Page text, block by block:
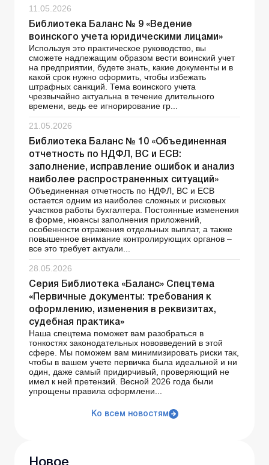
11.05.2026
Библиотека Баланс № 9 «Ведение
воинского учета юридическими лицами»
Используя это практическое руководство, вы
сможете надлежащим образом вести воинский учет
на предприятии, будете знать, какие документы и в
какой срок нужно оформить, чтобы избежать
штрафных санкций. Тема воинского учета
чрезвычайно актуальна в течение длительного
времени, ведь ее игнорирование гр...
21.05.2026
Библиотека Баланс № 10 «Объединенная
отчетность по НДФЛ, ВС и ЕСВ:
заполнение, исправление ошибок и анализ
наиболее распространенных ситуаций»
Объединенная отчетность по НДФЛ, ВС и ЕСВ
остается одним из наиболее сложных и рисковых
участков работы бухгалтера. Постоянные изменения
в форме, нюансы заполнения приложений,
особенности отражения отдельных выплат, а также
повышенное внимание контролирующих органов –
все это требует актуали...
28.05.2026
Серия Библиотека «Баланс» Спецтема
«Первичные документы: требования к
оформлению, изменения в реквизитах,
судебная практика»
Наша спецтема поможет вам разобраться в
тонкостях законодательных нововведений в этой
сфере. Мы поможем вам минимизировать риски так,
чтобы в вашем учете первичка была идеальной и ни
один, даже самый придирчивый, проверяющий не
имел к ней претензий. Весной 2026 года были
упрощены правила оформлени...
Ко всем новостям